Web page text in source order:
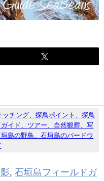
チング、探鳥ポイント、探鳥
イド、ツアー、自然観察、写
島の野鳥、石垣島のバードウ
, 石垣島フィールドガ